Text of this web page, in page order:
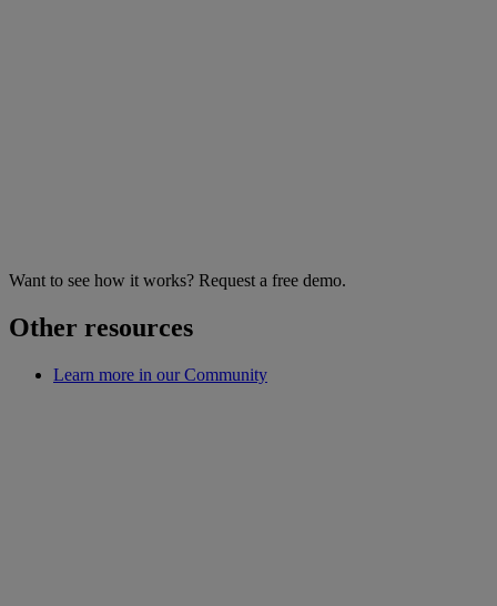
Want to see how it works? Request a free demo.
Other resources
Learn more in our Community